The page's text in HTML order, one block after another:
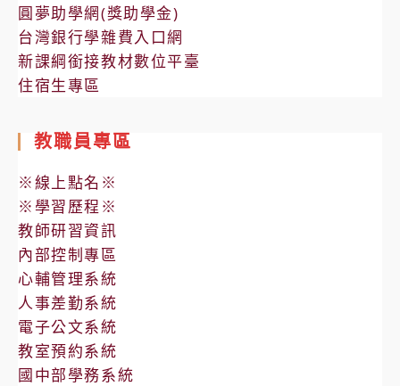
圓夢助學網(獎助學金)
台灣銀行學雜費入口網
新課綱銜接教材數位平臺
住宿生專區
教職員專區
※線上點名※
※學習歷程※
教師研習資訊
內部控制專區
心輔管理系統
人事差勤系統
電子公文系統
教室預約系統
國中部學務系統